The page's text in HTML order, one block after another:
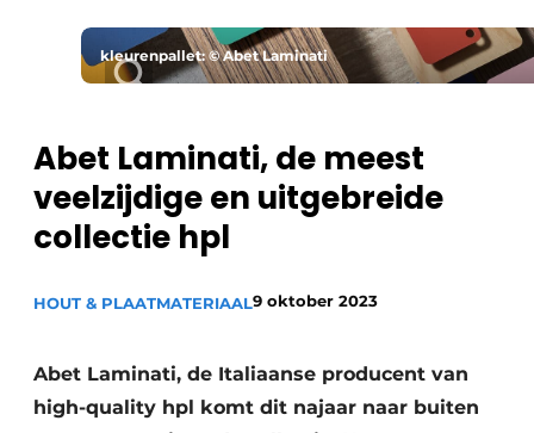
Direct contact
Evenement aanmelden
Nieuwsbrief
Podcasts
Privacy / Cookie statement
Video’s
kleurenpallet: © Abet Laminati
Abet Laminati, de meest
veelzijdige en uitgebreide
collectie hpl
HOUT & PLAATMATERIAAL9 oktober 2023
Abet Laminati, de Italiaanse producent van
high-quality hpl komt dit najaar naar buiten